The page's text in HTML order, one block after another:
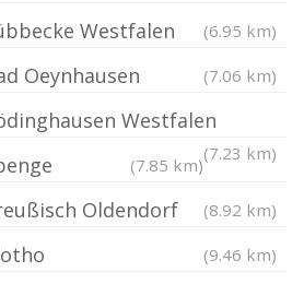
Westfalen (6.95 km)
Oeynhausen (7.06 km)
Westfalen
(7.23 km)
(7.85 km)
Oldendorf (8.92 km)
(9.46 km)